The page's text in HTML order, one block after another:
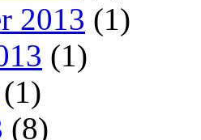
2013 (1)
(1)
(1)
(8)